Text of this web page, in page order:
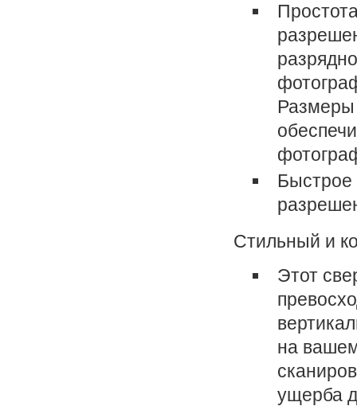
Размеры
Стильный и
Этот
на
ущерба